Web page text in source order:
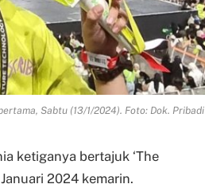
Sabtu (13/1/2024). Foto: Dok. Pribadi
ketiganya bertajuk ‘The
2024 kemarin.